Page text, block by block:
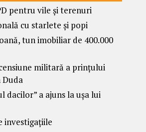
pentru vile și terenuri
cu starlete și popi
tun imobiliar de 400.000
militară a prințului
dacilor” a ajuns la ușa lui
investigațiile